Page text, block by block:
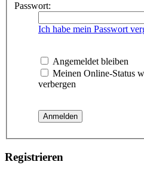
Passwort:
Ich habe mein Passwort
Angemeldet bleiben
Meinen Online-Status
verbergen
Registrieren